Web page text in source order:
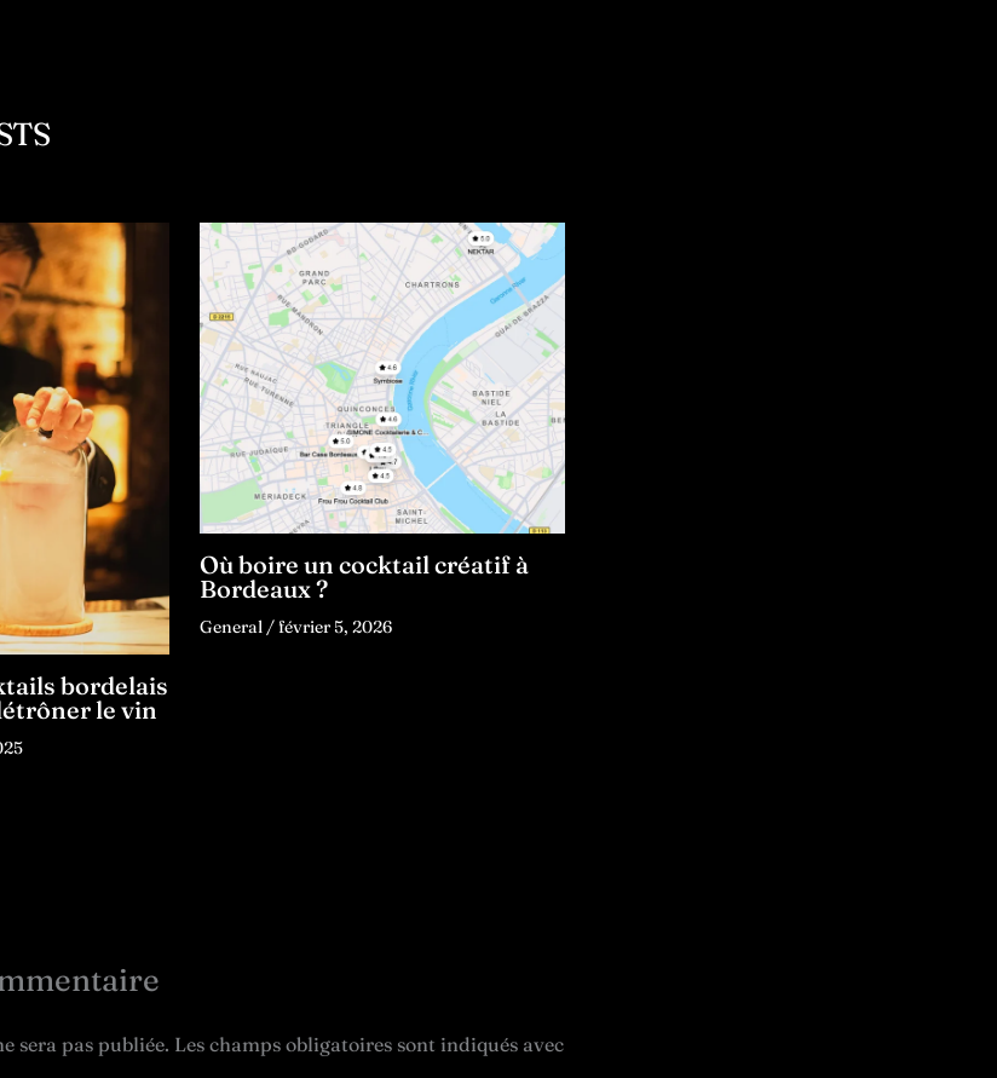
bordelais
le vin
Où boire un cocktail créatif à
Bordeaux ?
General/février 5, 2026
sera pas publiée. Les champs obligatoires sont indiqués avec